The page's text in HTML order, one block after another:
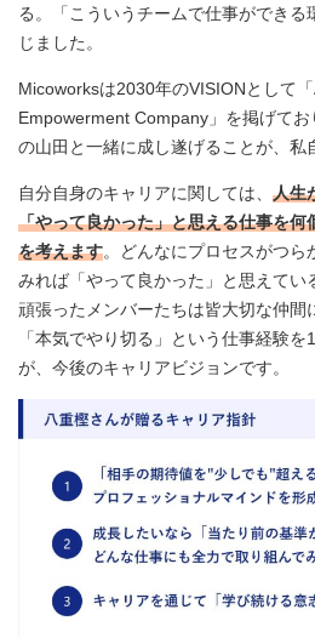
る。「こういうチームで仕事ができる
じました。
Micoworksは2030年のVISIONとして
Empowerment Company」を掲げて
の山田と一緒に成し遂げることが、私
自分自身のキャリアに関しては、 人生
「やって良かった」と思える仕事を何
を考えます。どんなにプロセスがつら
みれば「やって良かった」と思えてい
頑張ったメンバーたちは皆大切な仲間
「本気でやり切る」という仕事経験
が、今後のキャリアビジョンです。